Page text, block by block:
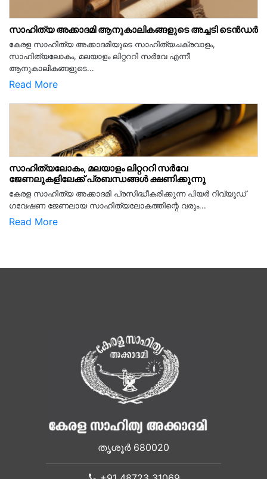
സാഹിത്യ അക്കാദമി ആനുകാലികങ്ങളുടെ അച്ചടി ടെൻഡർ
കേരള സാഹിത്യ അക്കാദമിയുടെ സാഹിത്യചക്രവാളം,
സാഹിത്യലോകം, മലയാളം ലിറ്റററി സർവേ എന്നീ
ആനുകാലികങ്ങളുടെ...
Read More
സാഹിത്യലോകം, മലയാളം ലിറ്റററി സർവേ
ജേണലുകളിലേക്ക് പ്രബന്ധങ്ങൾ ക്ഷണിക്കുന്നു
കേരള സാഹിത്യ അക്കാദമി പ്രസിദ്ധീകരിക്കുന്ന പിയര്‍ റിവ്യൂഡ്
ഗവേഷണ ജേണലായ സാഹിത്യലോകത്തിന്റെ വരും...
Read More
തൃശൂർ 680020